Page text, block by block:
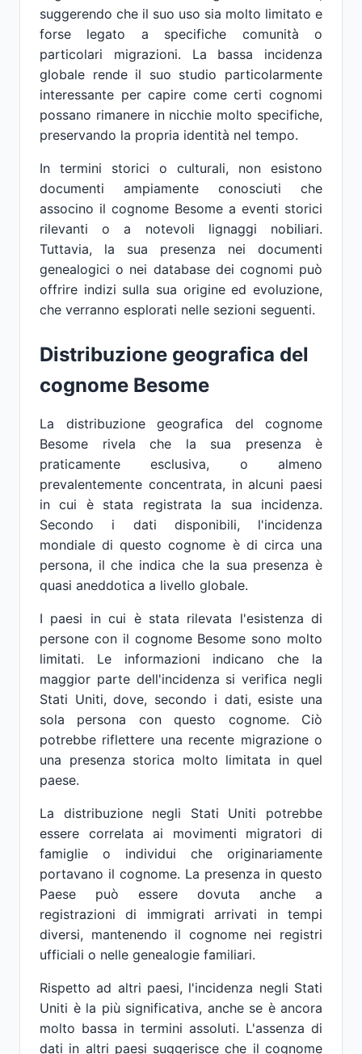
suggerendo che il suo uso sia molto limitato e
forse legato a specifiche comunità o
particolari migrazioni. La bassa incidenza
globale rende il suo studio particolarmente
interessante per capire come certi cognomi
possano rimanere in nicchie molto specifiche,
preservando la propria identità nel tempo.
In termini storici o culturali, non esistono
documenti ampiamente conosciuti che
associno il cognome Besome a eventi storici
rilevanti o a notevoli lignaggi nobiliari.
Tuttavia, la sua presenza nei documenti
genealogici o nei database dei cognomi può
offrire indizi sulla sua origine ed evoluzione,
che verranno esplorati nelle sezioni seguenti.
Distribuzione geografica del
cognome Besome
La distribuzione geografica del cognome
Besome rivela che la sua presenza è
praticamente esclusiva, o almeno
prevalentemente concentrata, in alcuni paesi
in cui è stata registrata la sua incidenza.
Secondo i dati disponibili, l'incidenza
mondiale di questo cognome è di circa una
persona, il che indica che la sua presenza è
quasi aneddotica a livello globale.
I paesi in cui è stata rilevata l'esistenza di
persone con il cognome Besome sono molto
limitati. Le informazioni indicano che la
maggior parte dell'incidenza si verifica negli
Stati Uniti, dove, secondo i dati, esiste una
sola persona con questo cognome. Ciò
potrebbe riflettere una recente migrazione o
una presenza storica molto limitata in quel
paese.
La distribuzione negli Stati Uniti potrebbe
essere correlata ai movimenti migratori di
famiglie o individui che originariamente
portavano il cognome. La presenza in questo
Paese può essere dovuta anche a
registrazioni di immigrati arrivati in tempi
diversi, mantenendo il cognome nei registri
ufficiali o nelle genealogie familiari.
Rispetto ad altri paesi, l'incidenza negli Stati
Uniti è la più significativa, anche se è ancora
molto bassa in termini assoluti. L'assenza di
dati in altri paesi suggerisce che il cognome